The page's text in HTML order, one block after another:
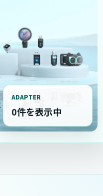
ADAPTER
0件を表示中